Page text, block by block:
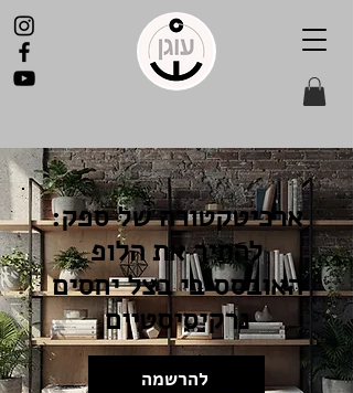
ארכיטקטורה של ספק:
להתיר את הלופ
האובססיבי בצל יחסים
נרקיסיסטיים
להרשמה